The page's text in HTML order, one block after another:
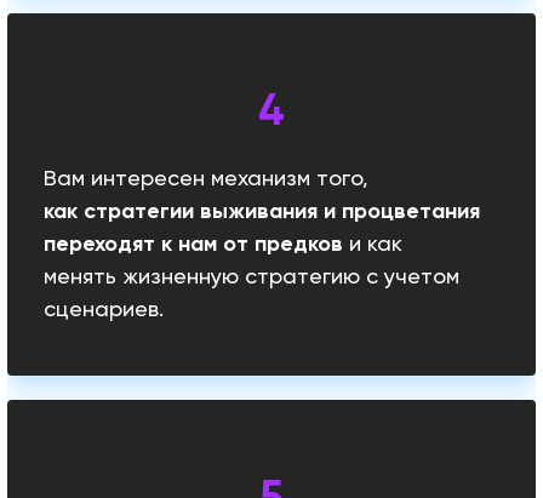
Вам интересен механизм того,
какстратегии выживания и процветания
переходят кнам от предков и как
менять жизненную стратегию с учетом
сценариев.